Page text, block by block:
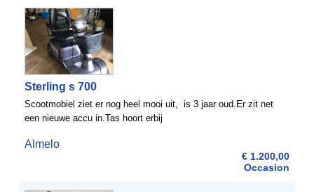
Sterling s 700
Scootmobiel ziet er nog heel mooi uit, is 3 jaar oud.Er zit net
een nieuwe accu in.Tas hoort erbij
Almelo
€ 1.200,00
Occasion